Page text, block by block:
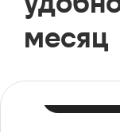
месяц